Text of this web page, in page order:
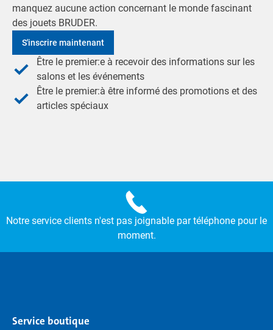
manquez aucune action concernant le monde fascinant
des jouets BRUDER.
S'inscrire maintenant
Être le premier:e à recevoir des informations sur les
salons et les événements
Être le premier:à être informé des promotions et des
articles spéciaux
Notre service clients n'est pas joignable par téléphone pour le
moment.
Service boutique